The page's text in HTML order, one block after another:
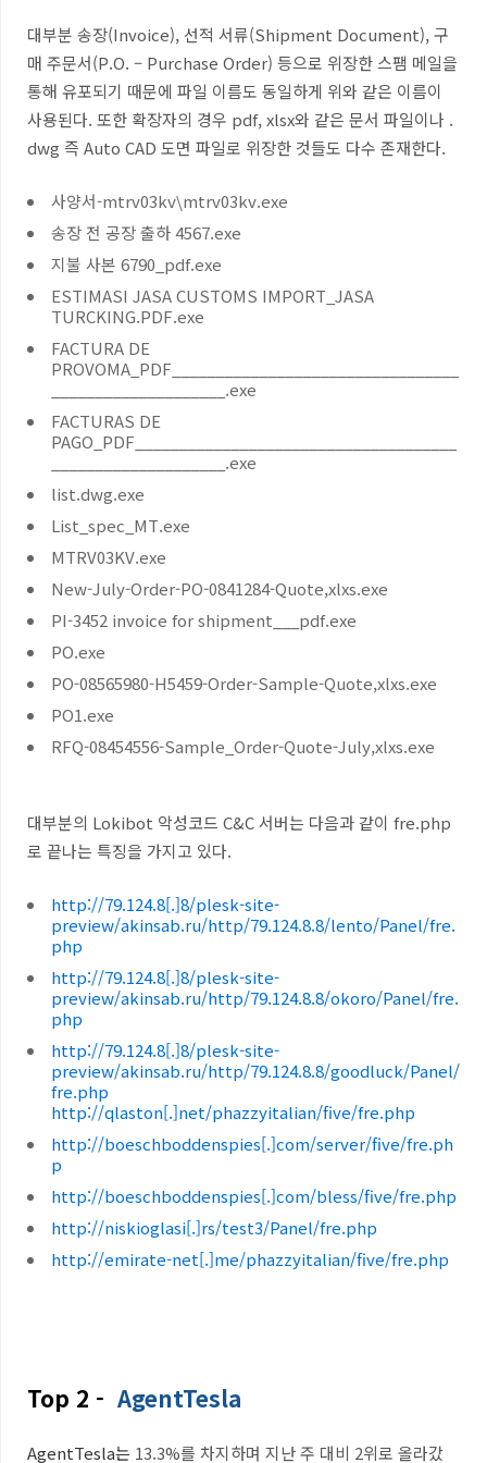
대부분 송장(Invoice), 선적 서류(Shipment Document),구
매 주문서(P.O. – Purchase Order) 등으로 위장한 스팸 메일을
통해 유포되기 때문에 파일 이름도 동일하게 위와 같은 이름이
사용된다. 또한 확장자의 경우 pdf, xlsx와 같은 문서 파일이나 .
dwg 즉 Auto CAD 도면 파일로 위장한 것들도 다수 존재한다.
사양서-mtrv03kv\mtrv03kv.exe
송장 전 공장 출하 4567.exe
지불 사본 6790_pdf.exe
ESTIMASI JASA CUSTOMS IMPORT_JASA
TURCKING.PDF.exe
FACTURA DE
PROVOMA_PDF_________________________________
____________________.exe
FACTURAS DE
PAGO_PDF_____________________________________
____________________.exe
list.dwg.exe
List_spec_MT.exe
MTRV03KV.exe
New-July-Order-PO-0841284-Quote,xlxs.exe
PI-3452 invoice for shipment___pdf.exe
PO.exe
PO-08565980-H5459-Order-Sample-Quote,xlxs.exe
PO1.exe
RFQ-08454556-Sample_Order-Quote-July,xlxs.exe
대부분의 Lokibot 악성코드 C&C 서버는 다음과 같이 fre.php
로 끝나는 특징을 가지고 있다.
http://79.124.8[.]8/plesk-site-
preview/akinsab.ru/http/79.124.8.8/lento/Panel/fre.
php
http://79.124.8[.]8/plesk-site-
preview/akinsab.ru/http/79.124.8.8/okoro/Panel/fre.
php
http://79.124.8[.]8/plesk-site-
preview/akinsab.ru/http/79.124.8.8/goodluck/Panel/
fre.php
http://qlaston[.]net/phazzyitalian/five/fre.php
http://boeschboddenspies[.]com/server/five/fre.ph
p
http://boeschboddenspies[.]com/bless/five/fre.php
http://niskioglasi[.]rs/test3/Panel/fre.php
http://emirate-net[.]me/phazzyitalian/five/fre.php
Top 2 - AgentTesla
AgentTesla는 13.3%를 차지하며 지난 주 대비 2위로 올라갔